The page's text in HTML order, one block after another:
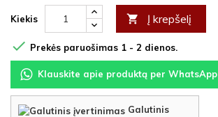
Kiekis  Į krepšelį
 Prekės paruošimas 1 - 2 dienos.
Klauskite apie produktą per WhatsApp
Galutinis